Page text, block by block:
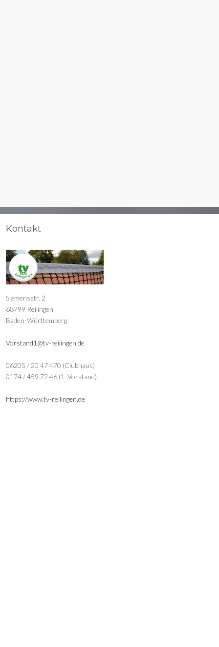
Kontakt
Siemensstr. 2
68799 Reilingen
Baden-Württemberg
Vorstand1@tv-reilingen.de
06205 / 20 47 470 (Clubhaus)
0174 / 459 72 46 (1. Vorstand)
https://www.tv-reilingen.de